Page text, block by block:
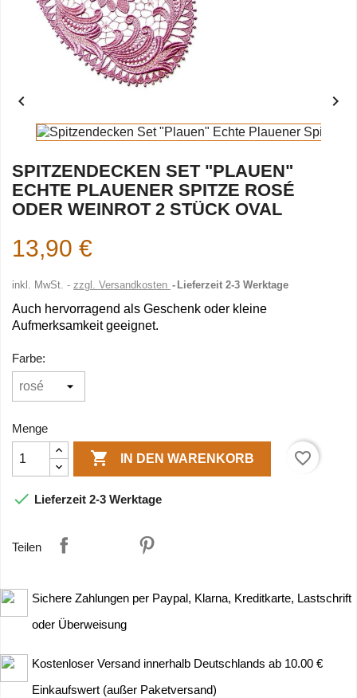
 
SPITZENDECKEN SET "PLAUEN"
ECHTE PLAUENER SPITZE ROSÉ
ODER WEINROT 2 STÜCK OVAL
13,90 €
inkl. MwSt. zzgl. Versandkosten Lieferzeit 2-3 Werktage
Auch hervorragend als Geschenk oder kleine
Aufmerksamkeit geeignet.
Farbe:
Menge
 IN DEN WARENKORB favorite_border
 Lieferzeit 2-3 Werktage
Teilen
Sichere Zahlungen per Paypal, Klarna, Kreditkarte, Lastschrift
oder Überweisung
Kostenloser Versand innerhalb Deutschlands ab 10.00 €
Einkaufswert (außer Paketversand)